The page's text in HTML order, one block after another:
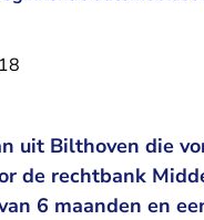
uit Bilthoven die
de rechtbank
6 maanden en